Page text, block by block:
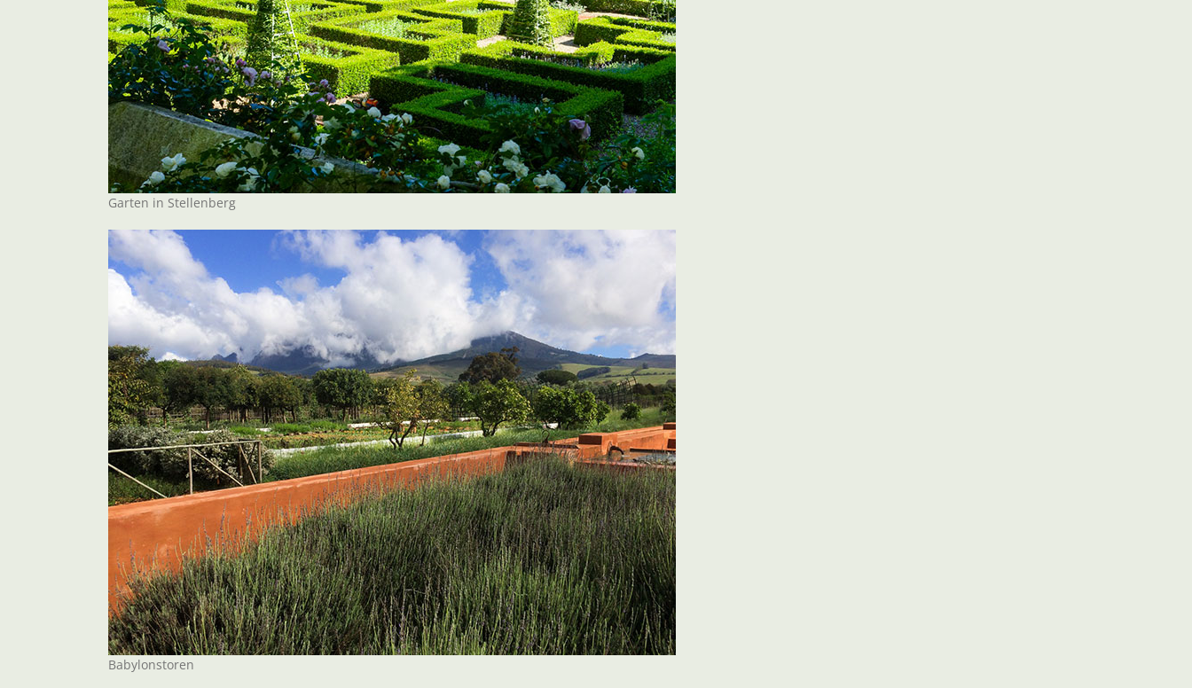
Garten in Stellenberg
Babylonstoren